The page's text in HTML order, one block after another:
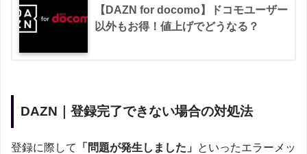
【DAZN for docomo】ドコモユーザー
以外もお得！値上げでどうなる？
DAZN｜登録完了できない場合の対処法
登録に際して 「問題が発生しました」 といったエラーメッ